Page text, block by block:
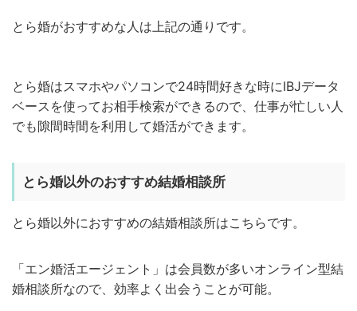
とら婚がおすすめな人は上記の通りです。
とら婚はスマホやパソコンで24時間好きな時にIBJデータ
ベースを使ってお相手検索ができるので、仕事が忙しい人
でも隙間時間を利用して婚活ができます。
とら婚以外のおすすめ結婚相談所
とら婚以外におすすめの結婚相談所はこちらです。
「エン婚活エージェント」は会員数が多いオンライン型結
婚相談所なので、効率よく出会うことが可能。